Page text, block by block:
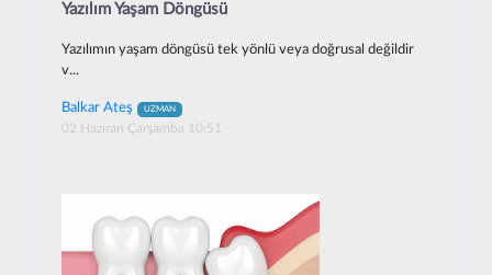
Yazılım Yaşam Döngüsü
Yazılımın yaşam döngüsü tek yönlü veya doğrusal değildir
v...
Balkar Ateş UZMAN
02 Haziran Çarşamba 10:51